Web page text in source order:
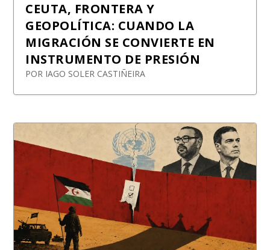
CEUTA, FRONTERA Y
GEOPOLÍTICA: CUANDO LA
MIGRACIÓN SE CONVIERTE EN
INSTRUMENTO DE PRESIÓN
POR IAGO SOLER CASTIÑEIRA